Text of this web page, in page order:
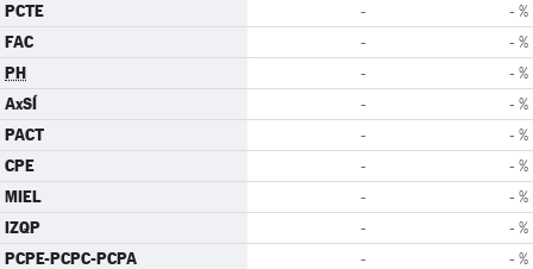
PCTE - - %
FAC - - %
PH - - %
AxSÍ - - %
PACT - - %
CPE - - %
MIEL - - %
IZQP - - %
PCPE-PCPC-PCPA - - %